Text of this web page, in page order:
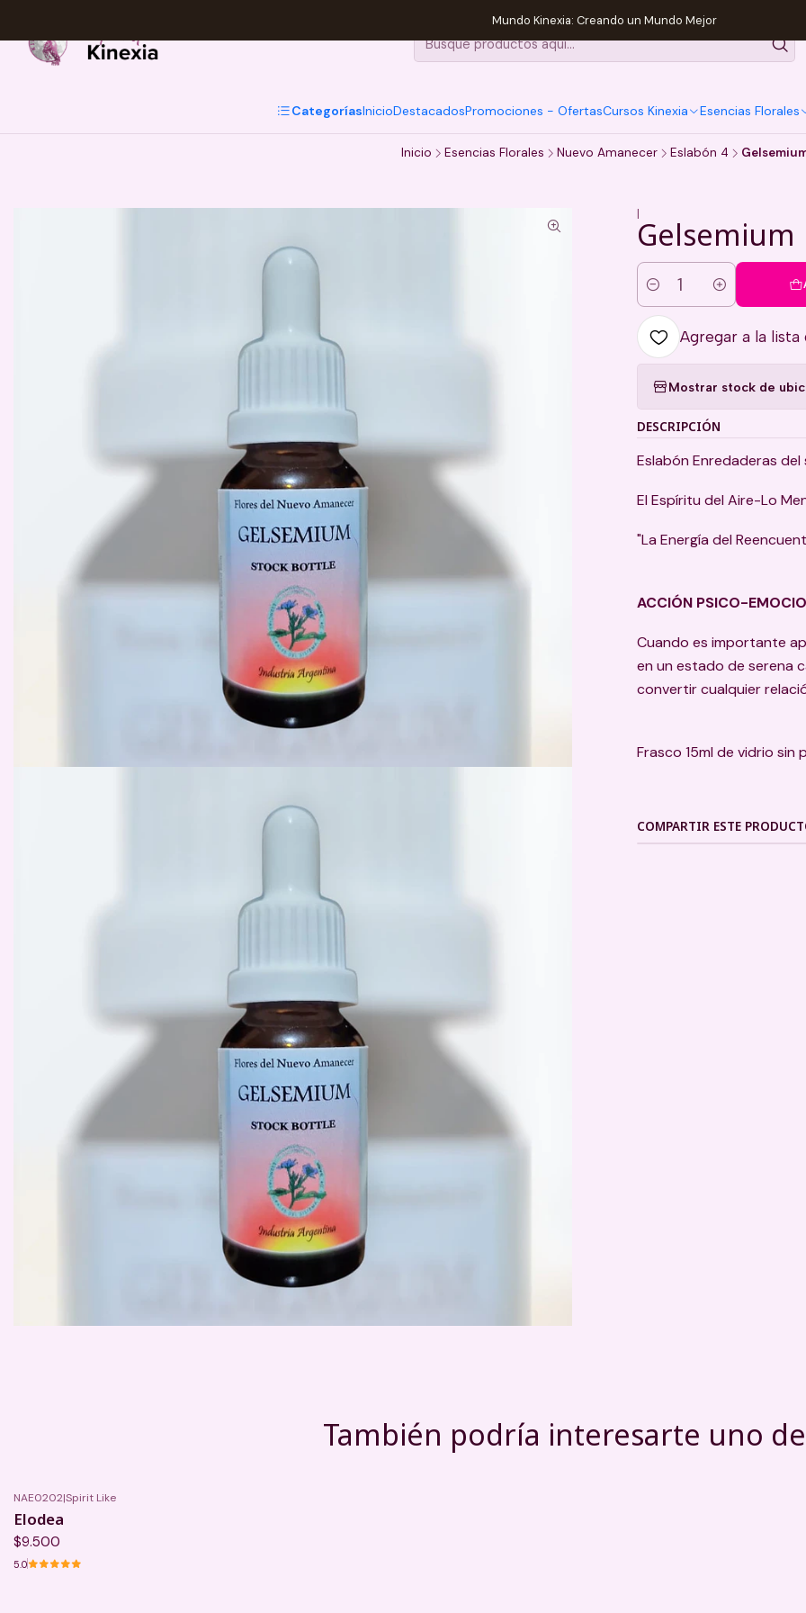
CategoríasInicioDestacadosPromociones - OfertasCursos Kinexia Esencias Florales
Mundo Kinexia: Creando un Mundo Mejor
Inicio Esencias Florales Nuevo Amanecer Eslabón 4
|
Gelsemium
Cantidad
Agregar a la
Mostrar stock de
DESCRIPCIÓN
Eslabón Enredaderas
El Espíritu del Aire-Lo
"La Energía del
ACCIÓN PSICO-
Cuando es importante
en un estado de serena
convertir cualquier
Frasco 15ml de vidrio
COMPARTIR ESTE
También podría interesarte uno
NAE0202|Spirit Like
Elodea
$9.500
5.0